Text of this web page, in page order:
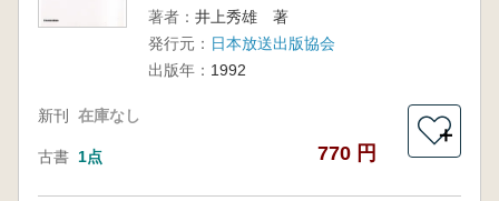
著者： 井上秀雄 著
発行元： 日本放送出版協会
出版年： 1992
新刊 在庫なし
古書 1点 770 円
＋